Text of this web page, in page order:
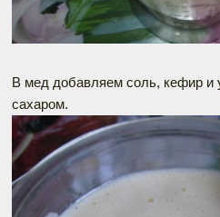
В мед добавляем соль, кефир и
сахаром.